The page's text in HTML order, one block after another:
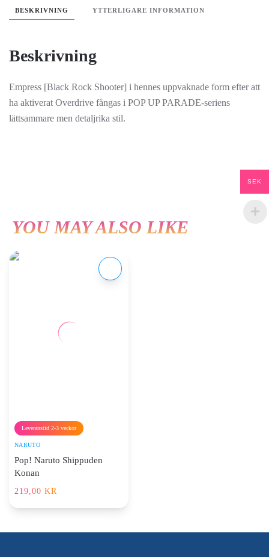
Parade
Empress
Rock
Dawn
Fall
Awakened
BESKRIVNING YTTERLIGARE INFORMATION
Beskrivning
Empress [Black Rock Shooter] i hennes uppvaknade form efter att
ha aktiverat Overdrive fångas i POP UP PARADE-seriens
lättsammare men detaljrika stil.
YOU MAY ALSO LIKE
Leveranstid 2-3 veckor
NARUTO
Pop! Naruto Shippuden
Konan
219,00 KR
SEK